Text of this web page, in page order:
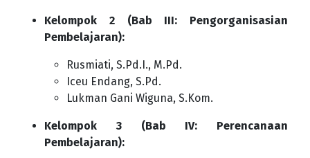
Kelompok 2 (Bab III: Pengorganisasian
Pembelajaran):
Rusmiati, S.Pd.I., M.Pd.
Iceu Endang, S.Pd.
Lukman Gani Wiguna, S.Kom.
Kelompok 3 (Bab IV: Perencanaan
Pembelajaran):